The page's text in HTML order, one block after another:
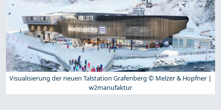
Visualisierung der neuen Talstation Grafenberg © Melzer & Hopfner |
w2manufaktur